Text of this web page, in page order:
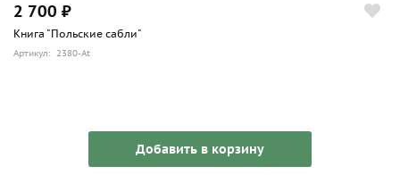
2 700 ₽
Книга "Польские сабли"
Артикул: 2380-At
Добавить в корзину